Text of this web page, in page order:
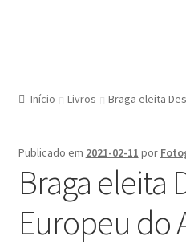
Encomendas
Carrinho
Início Livros Braga eleita
Publicado em 2021-02-11 por
Braga eleita
Europeu do